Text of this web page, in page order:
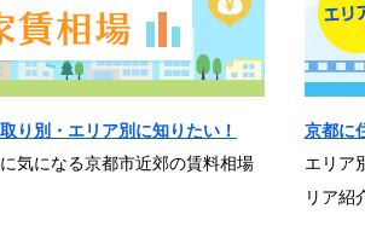
り別・エリア別に知りたい！
気になる京都市近郊の賃料相場
京都に
エリア
リア紹